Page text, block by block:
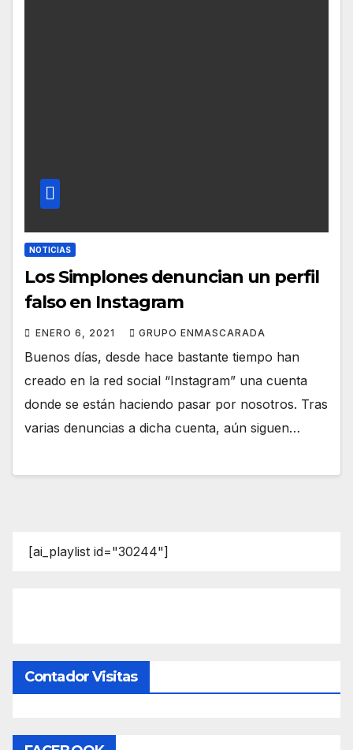
NOTICIAS
Los Simplones denuncian un perfil
falso en Instagram
ENERO 6, 2021 GRUPO ENMASCARADA
Buenos días, desde hace bastante tiempo han
creado en la red social “Instagram” una cuenta
donde se están haciendo pasar por nosotros. Tras
varias denuncias a dicha cuenta, aún siguen…
[ai_playlist id="30244"]
Contador Visitas